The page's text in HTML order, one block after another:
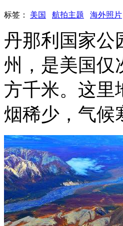
标签： 美国 航拍主题 海外照片
丹那利国家公
州，是美国仅
方千米。这里
烟稀少，气候